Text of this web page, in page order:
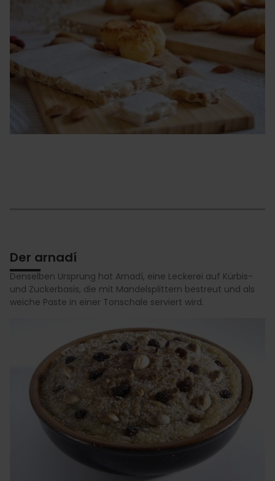
Der arnadí
Denselben Ursprung hat Arnadí, eine Leckerei auf Kürbis-
und Zuckerbasis, die mit Mandelsplittern bestreut und als
weiche Paste in einer Tonschale serviert wird.